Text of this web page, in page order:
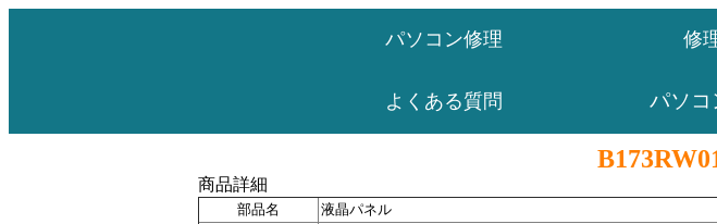
パソコン修理 修
よくある質問 パソコ
商品詳細
部品名
液晶パネル